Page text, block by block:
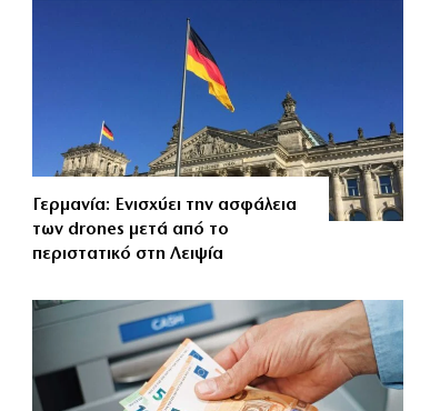
Γερμανία: Ενισχύει την ασφάλεια
των drones μετά από το
περιστατικό στη Λειψία